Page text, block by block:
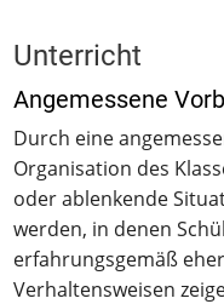
Unterricht
Angemessene
Durch eine
Organisation des
oder ablenkende
werden, in denen
erfahrungsgemäß
Verhaltensweisen